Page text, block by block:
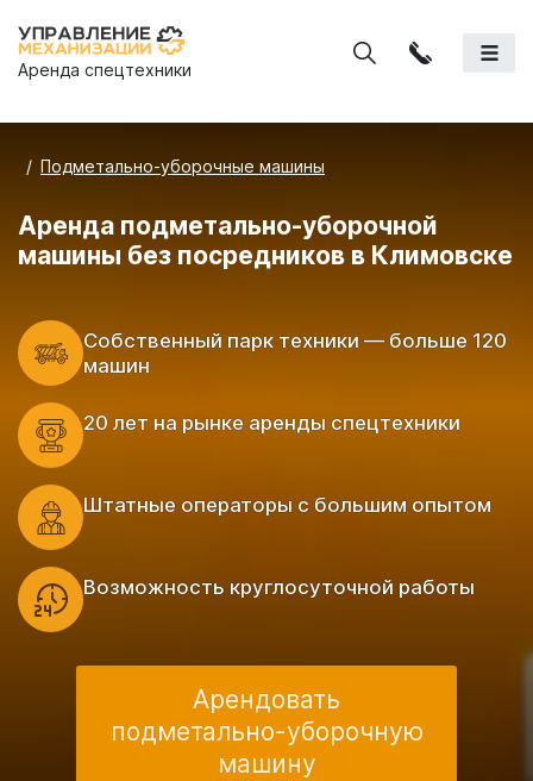
Аренда спецтехники
Подметально-уборочные машины
Аренда подметально-уборочной
машины без посредников в Климовске
Cобственный парк техники — больше 120
машин
20 лет на рынке аренды спецтехники
Штатные операторы с большим опытом
Возможность круглосуточной работы
Арендовать
подметально-уборочную
машину